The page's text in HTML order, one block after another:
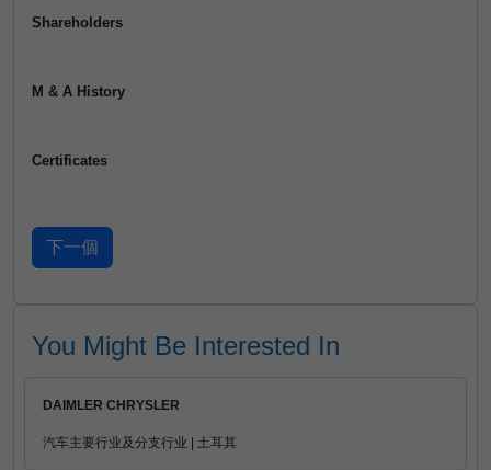
Shareholders
M & A History
Certificates
You Might Be Interested In
DAIMLER CHRYSLER
汽车主要行业及分支行业 | 土耳其